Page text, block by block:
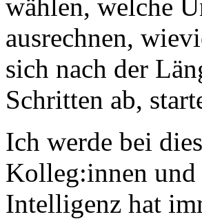
wählen, welche
ausrechnen,
sich nach der
Schritten ab,
Ich werde bei
Kolleg:innen
Intelligenz hat